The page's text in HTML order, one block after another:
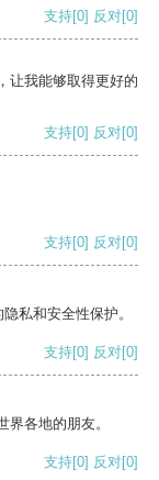
支持[0] 反对[0]
让我能够取得更好的
支持[0] 反对[0]
支持[0] 反对[0]
私和安全性保护。
支持[0] 反对[0]
各地的朋友。
支持[0] 反对[0]